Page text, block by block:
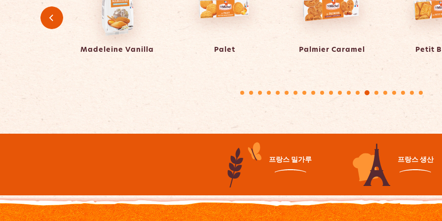
Madeleine Vanilla Palet Palmier Caramel Petit
프랑스 밀가루 프랑스 생산